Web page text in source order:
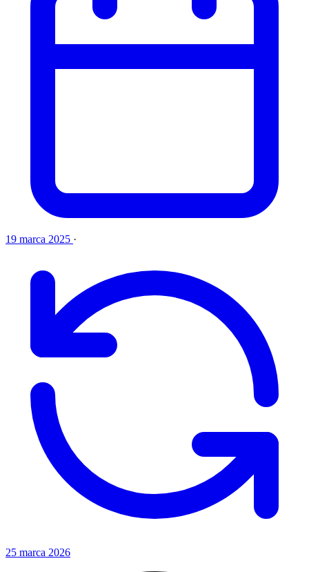
19 marca 2025 ·
25 marca 2026